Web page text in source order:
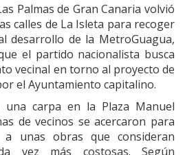
Palmas de Gran Canaria volvió
calles de La Isleta para recoger
desarrollo de la MetroGuagua,
el partido nacionalista busca
vecinal en torno al proyecto de
el Ayuntamiento capitalino.
una carpa en la Plaza Manuel
de vecinos se acercaron para
unas obras que consideran
vez más costosas. Según